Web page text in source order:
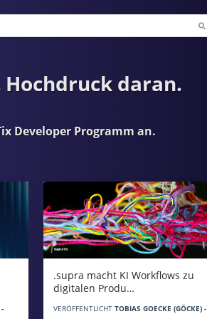
daran.
Developer Programm an.
.supra macht KI Workflows zu
digitalen Produ…
VERÖFFENTLICHT TOBIAS GOECKE (GÖCKE) -